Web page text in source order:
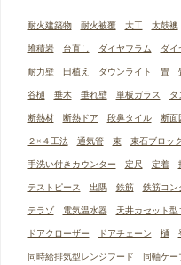
耐火建築物 耐火被覆 大工 太鼓襖
堆積岩 台直し ダイヤフラム ダイ
耐力壁 田植え ダウンライト 畳
谷樋 垂木 垂れ壁 単板ガラス タ
断熱材 断熱ドア 段鼻タイル 断面
２×４工法 通気管 束 束石ブロッ
手洗い付きカウンター 定尺 定着
テストピース 出隅 鉄筋 鉄筋コン
テラゾ 電気温水器 天井カセット型
ドアクローザー ドアチェーン 樋
同時給排気型レンジフード 同軸ケー